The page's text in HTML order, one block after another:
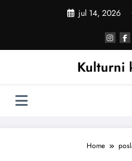
jul 14, 2026
Kulturni
Home